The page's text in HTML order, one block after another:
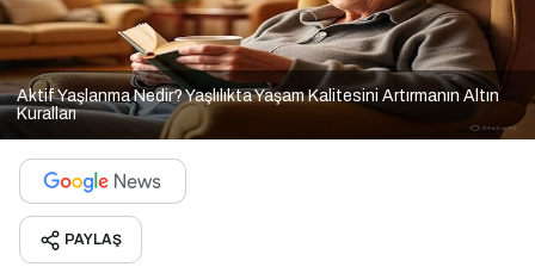
Aktif Yaşlanma Nedir? Yaşlılıkta Yaşam Kalitesini Artırmanın Altın
Kuralları
PAYLAŞ